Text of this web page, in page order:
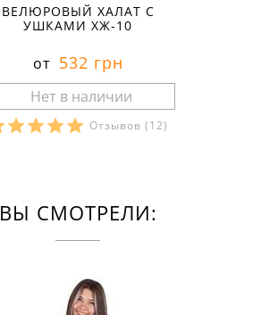
ВЕЛЮРОВЫЙ ХАЛАТ С
УШКАМИ ХЖ-10
от 532 грн
Отзывов (12)
ВЫ СМОТРЕЛИ: